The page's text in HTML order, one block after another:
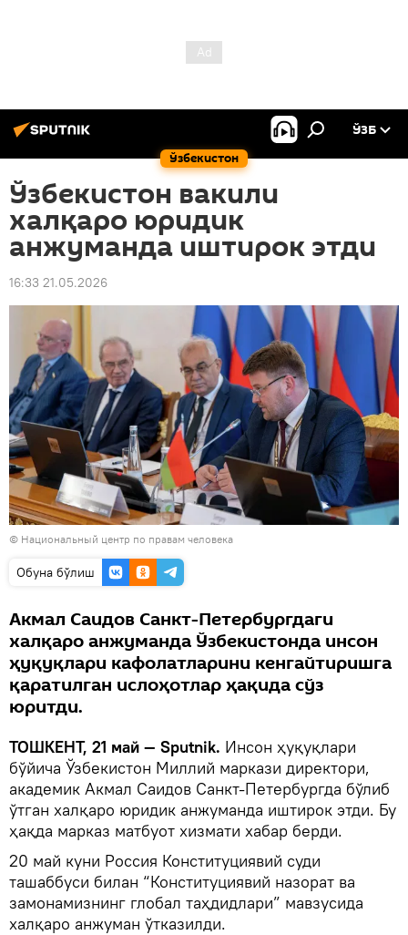
Ўзбекистон
ЎЗБ
Ўзбекистон вакили
халқаро юридик
анжуманда иштирок этди
16:33 21.05.2026
© Национальный центр по правам человека
Oбуна бўлиш
Акмал Саидов Санкт-Петербургдаги
халқаро анжуманда Ўзбекистонда инсон
ҳуқуқлари кафолатларини кенгайтиришга
қаратилган ислоҳотлар ҳақида сўз
юритди.
ТОШКЕНТ, 21 май — Sputnik. Инсон ҳуқуқлари
бўйича Ўзбекистон Миллий маркази директори,
академик Акмал Саидов Санкт-Петербургда бўлиб
ўтган халқаро юридик анжуманда иштирок этди. Бу
ҳақда марказ матбуот хизмати хабар берди.
20 май куни Россия Конституциявий суди
ташаббуси билан “Конституциявий назорат ва
замонамизнинг глобал таҳдидлари” мавзусида
халқаро анжуман ўтказилди.